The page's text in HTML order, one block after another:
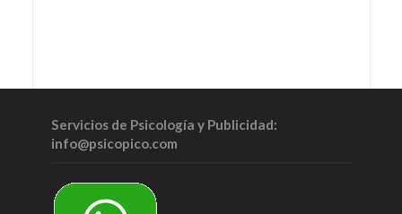
Servicios de Psicología y Publicidad:
info@psicopico.com